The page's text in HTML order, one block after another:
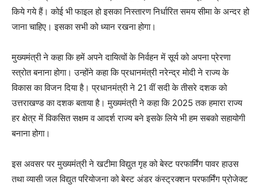
किये गये हैं। कोई भी फाइल हो इसका निस्तारण निर्धारित समय सीमा के अन्दर हो
जाना चाहिए। इसका सभी को ध्यान रखना होगा।
मुख्यमंत्री ने कहा कि हमें अपने दायित्वों के निर्वहन में सूर्य को अपना प्रेरणा
स्त्रोत बनाना होगा। उन्होंने कहा कि प्रधानमंत्री नरेन्द्र मोदी ने राज्य के
विकास का विजन दिया है। प्रधानमंत्री ने 21 वीं सदी के तीसरे दशक को
उत्तराखण्ड का दशक बताया है। मुख्यमंत्री ने कहा कि 2025 तक हमारा राज्य
हर क्षेत्र में विकसित सक्षम व आदर्श राज्य बने इसके लिये भी हम सबको सहायोगी
बनाना होगा।
इस अवसर पर मुख्यमंत्री ने खटीमा विद्युत गृह को बेस्ट परफार्मिंग पावर हाउस
तथा व्यासी जल विद्युत परियोजना को बेस्ट अंडर कंस्ट्रक्शन परफार्मिंग प्रोजेक्ट